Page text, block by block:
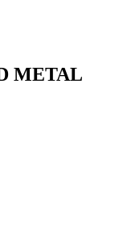
METAL